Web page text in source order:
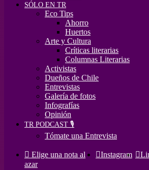
SÓLO EN TR
Eco Tips
Ahorro
Huertos
Arte y Cultura
Críticas literarias
Columnas Literarias
Activistas
Dueños de Chile
Entrevistas
Galería de fotos
Infografías
Opinión
TR PODCAST 🎙️
Tómate una Entrevista
Instagram
Elige una nota al
azar